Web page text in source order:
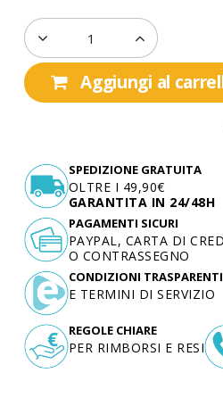
Aggiungi al
SPEDIZIONE GRATUITA
OLTRE I 49,90€
GARANTITA IN 24/48H
PAGAMENTI SICURI
PAYPAL, CARTA DI
O CONTRASSEGNO
CONDIZIONI TRASPARENTI
E TERMINI DI SERVIZIO
REGOLE CHIARE
PER RIMBORSI E RESI